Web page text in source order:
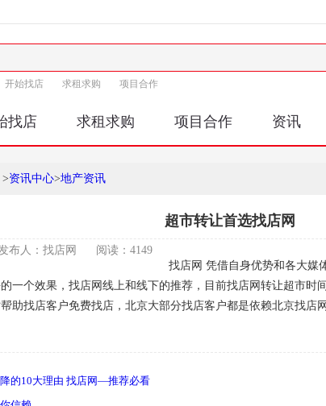
开始找店 求租求购 项目合作
找店 求租求购 项目合作 资讯
>资讯中心>地产资讯
超市转让首选找店网
布人： 找店网 阅读： 4149
找店网 凭借自身优势和各大媒
一个效果，找店网线上和线下的推荐，目前找店网转让超市时
助找店客户免费找店，北京大部分找店客户都是依赖北京找店
的10大理由 找店网—推荐必看